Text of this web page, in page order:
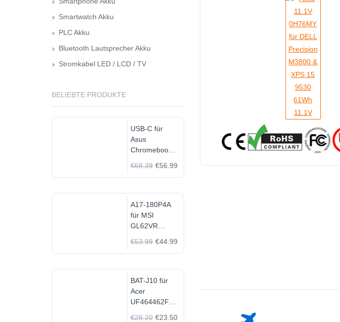
Smartwatch Akku
PLC Akku
Bluetooth Lautsprecher Akku
Stromkabel LED / LCD / TV
BELIEBTE PRODUKTE
USB-C für
Asus
Chromebook
€68.39 €56.99
A17-180P4A
für MSI
GL62VR
€53.99 €44.99
BAT-J10 für
Acer
UF464462F
€28.20 €23.50